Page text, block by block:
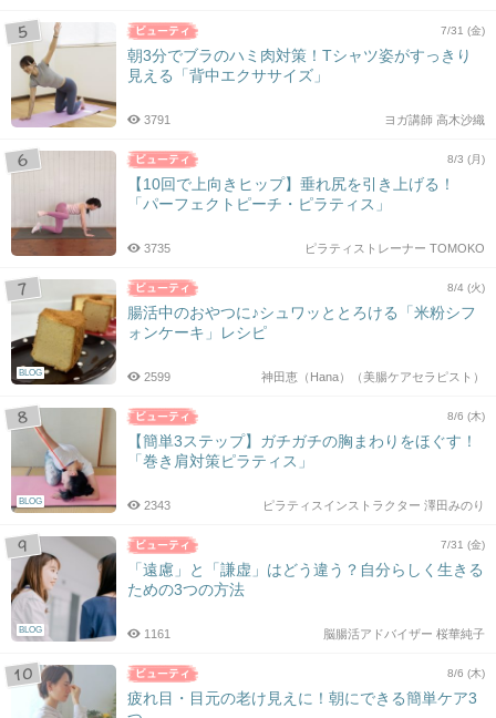
7/31 (金)
朝3分でブラのハミ肉対策！Tシャツ姿がすっきり
見える「背中エクササイズ」
ヨガ講師 高木沙織
3791
8/3 (月)
【10回で上向きヒップ】垂れ尻を引き上げる！
「パーフェクトピーチ・ピラティス」
ピラティストレーナー TOMOKO
3735
BLOG
8/4 (火)
腸活中のおやつに♪シュワッととろける「米粉シフ
ォンケーキ」レシピ
神田恵（Hana）（美腸ケアセラピスト）
2599
BLOG
8/6 (木)
【簡単3ステップ】ガチガチの胸まわりをほぐす！
「巻き肩対策ピラティス」
ピラティスインストラクター 澤田みのり
2343
BLOG
7/31 (金)
「遠慮」と「謙虚」はどう違う？自分らしく生きる
ための3つの方法
脳腸活アドバイザー 桜華純子
1161
8/6 (木)
疲れ目・目元の老け見えに！朝にできる簡単ケア3